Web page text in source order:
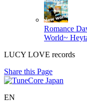
Romance
World~
LUCY LOVE records
Share this Page
EN